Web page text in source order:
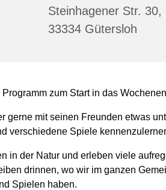
Steinhagener Str. 30,
33334 Gütersloh
zum Start in das
gerne mit seinen Freunden etwas
verschiedene Spiele
in der Natur und erleben viele
drinnen, wo wir im ganzen
Spielen haben.